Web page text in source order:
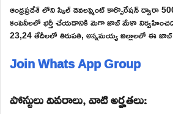
ఆంధ్రప్రదేశ్ లోని స్కిల్ డెవలప్మెంట్ కార్పొరేషన్ ద్వారా
కంపెనీలలో భర్తీ చేయడానికి మెగా జాబ్ మేళా నిర్వహించడం
23,24 తేదీలలో తిరుపతి, అన్నమయ్య జిల్లాలలో ఈ జాబ్
Join Whats App Group
పోస్టులు వివరాలు, వాటి అర్హతలు: